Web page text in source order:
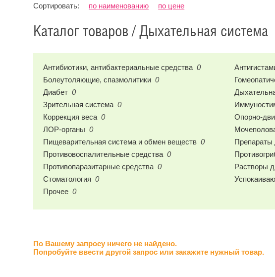
Сортировать: по наименованию по цене
Каталог товаров / Дыхательная система
Антибиотики, антибактериальные средства 0
Болеутоляющие, спазмолитики 0
Диабет 0
Зрительная система 0
Коррекция веса 0 Опорно-
ЛОР-органы 0
Пищеварительная система и обмен веществ 0 Препараты
Противовоспалительные средства 0
Противопаразитарные средства 0 Растворы
Стоматология 0
Прочее 0
По Вашему запросу ничего не найдено.
Попробуйте ввести другой запрос или закажите нужный товар.